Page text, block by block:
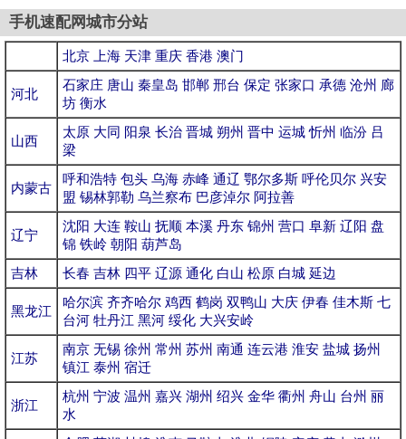
手机速配网城市分站
北京 上海 天津 重庆 香港 澳门
河北
石家庄 唐山 秦皇岛 邯郸 邢台 保定 张家口 承德 沧州 廊
坊 衡水
山西
太原 大同 阳泉 长治 晋城 朔州 晋中 运城 忻州 临汾 吕
梁
内蒙古
呼和浩特 包头 乌海 赤峰 通辽 鄂尔多斯 呼伦贝尔 兴安
盟 锡林郭勒 乌兰察布 巴彦淖尔 阿拉善
辽宁
沈阳 大连 鞍山 抚顺 本溪 丹东 锦州 营口 阜新 辽阳 盘
锦 铁岭 朝阳 葫芦岛
吉林
长春 吉林 四平 辽源 通化 白山 松原 白城 延边
黑龙江
哈尔滨 齐齐哈尔 鸡西 鹤岗 双鸭山 大庆 伊春 佳木斯 七
台河 牡丹江 黑河 绥化 大兴安岭
江苏
南京 无锡 徐州 常州 苏州 南通 连云港 淮安 盐城 扬州
镇江 泰州 宿迁
浙江
杭州 宁波 温州 嘉兴 湖州 绍兴 金华 衢州 舟山 台州 丽
水